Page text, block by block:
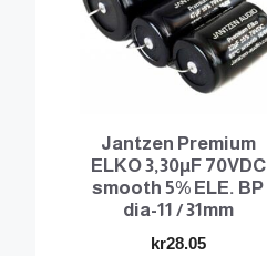
Jantzen Premium
ELKO 3,30µF 70VDC
smooth 5% ELE. BP
dia-11 / 31mm
kr28.05